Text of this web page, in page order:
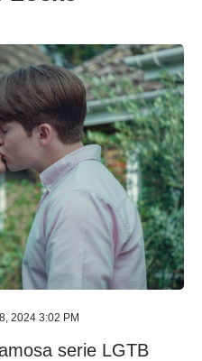
2024 3:02 PM
serie LGTB